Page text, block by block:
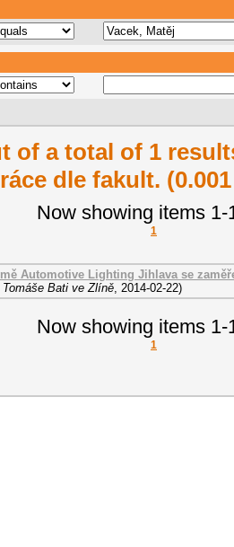
of a total of 1
dle fakult.
Now showing items 1-
1
Automotive Lighting Jihlava se
Tomáše Bati ve Zlíně 2014-02-22)
Now showing items 1-
1